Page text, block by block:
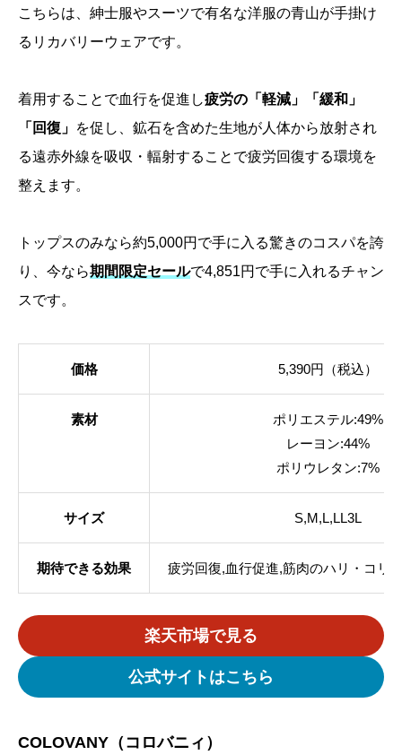
こちらは、紳士服やスーツで有名な洋服の青山が手掛け
るリカバリーウェアです。
着用することで血行を促進し疲労の「軽減」「緩和」
「回復」 を促し、鉱石を含めた生地が人体から放射され
る遠赤外線を吸収・輻射することで疲労回復する環境を
整えます。
トップスのみなら約5,000円で手に入る驚きのコスパを誇
り、今なら期間限定セールで4,851円で手に入れるチャン
スです。
価格 5,390円（税込）
素材
ポリエステル:49%
レーヨン:44%
ポリウレタン:7%
サイズ S,M,L,LL3L
期待できる効果 疲労回復,血行促進,筋肉のハリ・コリ
楽天市場で見る
公式サイトはこちら
COLOVANY（コロバニィ）